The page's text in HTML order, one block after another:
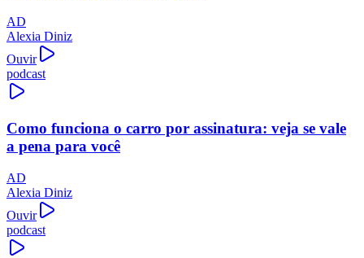
AD
Alexia Diniz
Ouvir
podcast
Como funciona o carro por assinatura: veja se vale
a pena para você
AD
Alexia Diniz
Ouvir
podcast